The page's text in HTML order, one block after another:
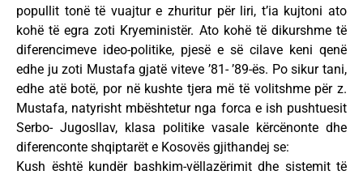
popullit tonë të vuajtur e zhuritur për liri, t’ia kujtoni ato
kohë të egra zoti Kryeministër. Ato kohë të dikurshme të
diferencimeve ideo-politike, pjesë e së cilave keni qenë
edhe ju zoti Mustafa gjatë viteve ’81- ’89-ës. Po sikur tani,
edhe atë botë, por në kushte tjera më të volitshme për z.
Mustafa, natyrisht mbështetur nga forca e ish pushtuesit
Serbo- Jugosllav, klasa politike vasale kërcënonte dhe
diferenconte shqiptarët e Kosovës gjithandej se:
Kush është kundër bashkim-vëllazërimit dhe sistemit të